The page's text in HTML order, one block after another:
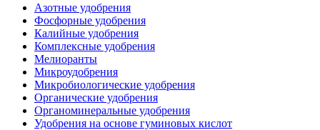
Азотные удобрения
Фосфорные удобрения
Калийные удобрения
Комплексные удобрения
Мелиоранты
Микроудобрения
Микробиологические удобрения
Органические удобрения
Органоминеральные удобрения
Удобрения на основе гуминовых кислот